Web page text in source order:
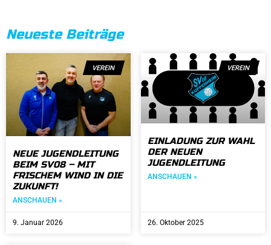
Neueste Beiträge
VEREIN
NEUE JUGENDLEITUNG
BEIM SV08 – MIT
FRISCHEM WIND IN DIE
ZUKUNFT!
ANSCHAUEN »
9. Januar 2026
VEREIN
EINLADUNG ZUR WAHL
DER NEUEN
JUGENDLEITUNG
ANSCHAUEN »
26. Oktober 2025